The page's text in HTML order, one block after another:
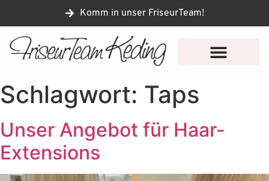
Komm in unser FriseurTeam!
Schlagwort: Taps
Unser Angebot für Haar-
Extensions